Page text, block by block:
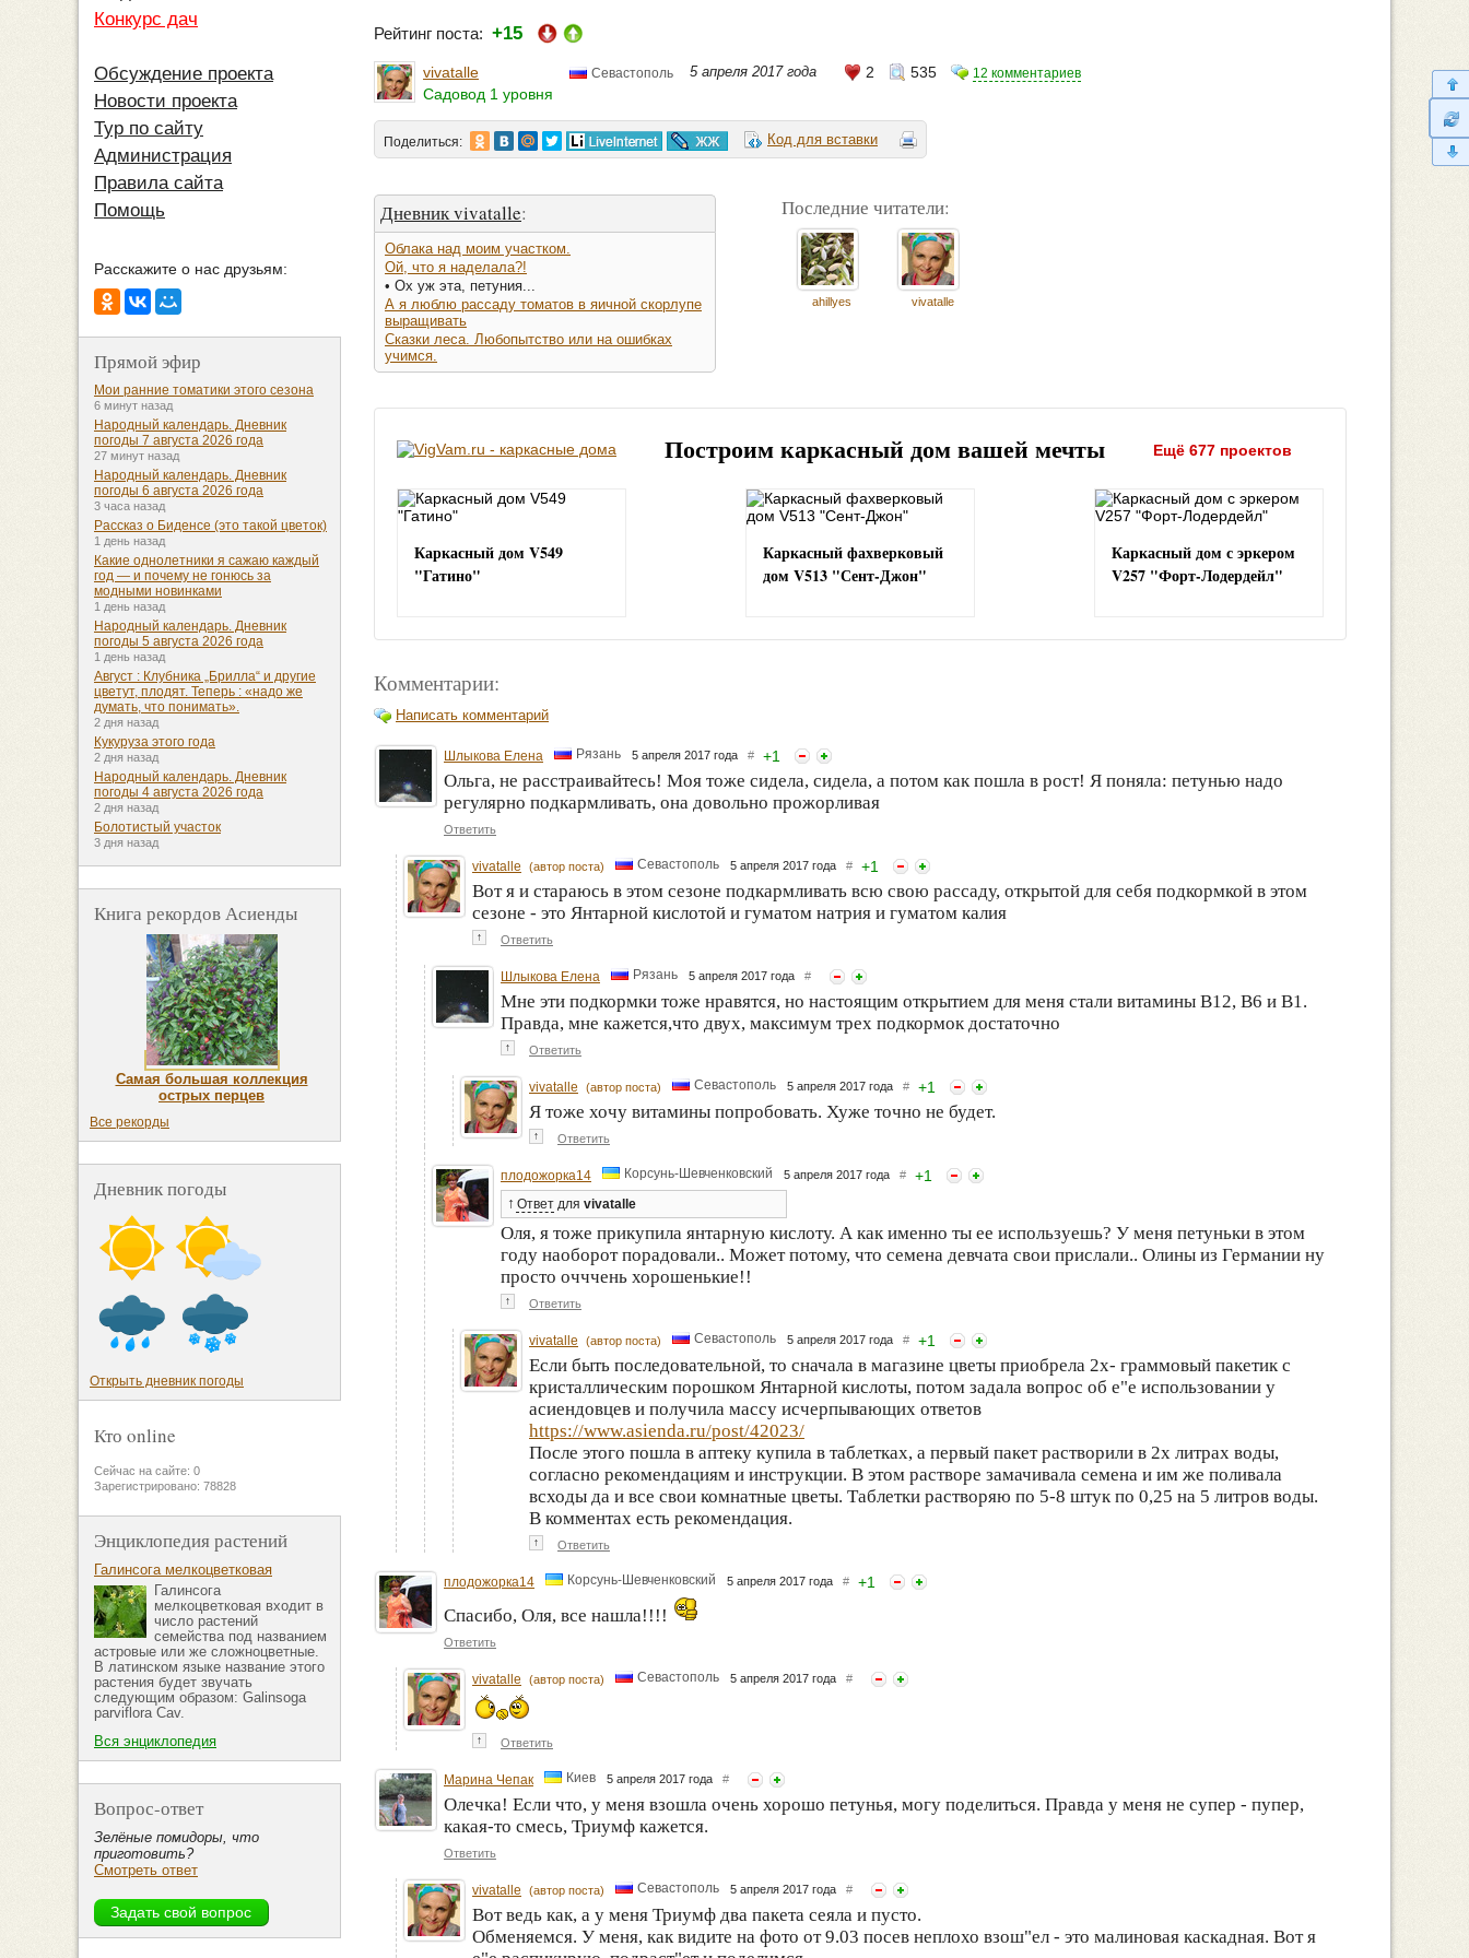
Рейтинг поста: +15
vivatalle
Садовод 1 уровня
Севастополь 5 апреля 2017 года 2 535 12 комментариев
Поделиться: Код для вставки
Дневник vivatalle:
Облака над моим участком.
Ой, что я наделала?!
• Ох уж эта, петуния...
А я люблю рассаду томатов в яичной скорлупе
выращивать
Сказки леса. Любопытство или на ошибках
учимся.
Последние читатели:
ahillyes vivatalle
Построим каркасный дом вашей мечты Ещё 677 проектов
Каркасный дом V549
"Гатино"
Каркасный фахверковый
дом V513 "Сент-Джон"
Каркасный дом с эркером
V257 "Форт-Лодердейл"
Комментарии:
Написать комментарий
Шлыкова Елена Рязань 5 апреля 2017 года # +1
Ольга, не расстраивайтесь! Моя тоже сидела, сидела, а потом как пошла в рост! Я поняла: петунью надо
регулярно подкармливать, она довольно прожорливая
Ответить
vivatalle (автор поста) Севастополь 5 апреля 2017 года # +1
Вот я и стараюсь в этом сезоне подкармливать всю свою рассаду, открытой для себя подкормкой в этом
сезоне - это Янтарной кислотой и гуматом натрия и гуматом калия
↑ Ответить
Шлыкова Елена Рязань 5 апреля 2017 года #
Мне эти подкормки тоже нравятся, но настоящим открытием для меня стали витамины В12, В6 и В1.
Правда, мне кажется,что двух, максимум трех подкормок достаточно
↑ Ответить
vivatalle (автор поста) Севастополь 5 апреля 2017 года # +1
Я тоже хочу витамины попробовать. Хуже точно не будет.
↑ Ответить
плодожорка14 Корсунь-Шевченковский 5 апреля 2017 года # +1
↑ Ответ для vivatalle
Оля, я тоже прикупила янтарную кислоту. А как именно ты ее используешь? У меня петуньки в этом
году наоборот порадовали.. Может потому, что семена девчата свои прислали.. Олины из Германии ну
просто очччень хорошенькие!!
↑ Ответить
vivatalle (автор поста) Севастополь 5 апреля 2017 года # +1
Если быть последовательной, то сначала в магазине цветы приобрела 2х- граммовый пакетик с
кристаллическим порошком Янтарной кислоты, потом задала вопрос об е"е использовании у
асиендовцев и получила массу исчерпывающих ответов
https://www.asienda.ru/post/42023/
После этого пошла в аптеку купила в таблетках, а первый пакет растворили в 2х литрах воды,
согласно рекомендациям и инструкции. В этом растворе замачивала семена и им же поливала
всходы да и все свои комнатные цветы. Таблетки растворяю по 5-8 штук по 0,25 на 5 литров воды.
В комментах есть рекомендация.
↑ Ответить
плодожорка14 Корсунь-Шевченковский 5 апреля 2017 года # +1
Спасибо, Оля, все нашла!!!!
Ответить
vivatalle (автор поста) Севастополь 5 апреля 2017 года #
↑ Ответить
Марина Чепак Киев 5 апреля 2017 года #
Олечка! Если что, у меня взошла очень хорошо петунья, могу поделиться. Правда у меня не супер - пупер,
какая-то смесь, Триумф кажется.
Ответить
vivatalle (автор поста) Севастополь 5 апреля 2017 года #
Вот ведь как, а у меня Триумф два пакета сеяла и пусто.
Обменяемся. У меня, как видите на фото от 9.03 посев неплохо взош"ел - это малиновая каскадная. Вот я
Конкурс дач
Обсуждение проекта
Новости проекта
Тур по сайту
Администрация
Правила сайта
Помощь
Расскажите о нас друзьям:
Прямой эфир
Мои ранние томатики этого сезона
6 минут назад
Народный календарь. Дневник
погоды 7 августа 2026 года
27 минут назад
Народный календарь. Дневник
погоды 6 августа 2026 года
3 часа назад
Рассказ о Биденсе (это такой цветок)
1 день назад
Какие однолетники я сажаю каждый
год — и почему не гонюсь за
модными новинками
1 день назад
Народный календарь. Дневник
погоды 5 августа 2026 года
1 день назад
Август : Клубника „Брилла“ и другие
цветут, плодят. Теперь : «надо же
думать, что понимать».
2 дня назад
Кукуруза этого года
2 дня назад
Народный календарь. Дневник
погоды 4 августа 2026 года
2 дня назад
Болотистый участок
3 дня назад
Книга рекордов Асиенды
Самая большая коллекция
острых перцев
Все рекорды
Дневник погоды
Открыть дневник погоды
Кто online
Сейчас на сайте: 0
Зарегистрировано: 78828
Энциклопедия растений
Галинсога мелкоцветковая
Галинсога
мелкоцветковая входит в
число растений
семейства под названием
астровые или же сложноцветные.
В латинском языке название этого
растения будет звучать
следующим образом: Galinsoga
parviflora Cav.
Вся энциклопедия
Вопрос-ответ
Зелёные помидоры, что
приготовить?
Смотреть ответ